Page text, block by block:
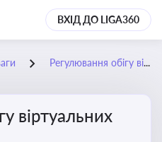
ВХІД ДО LIGA360
Регулювання обігу віртуальних активів
віртуальних